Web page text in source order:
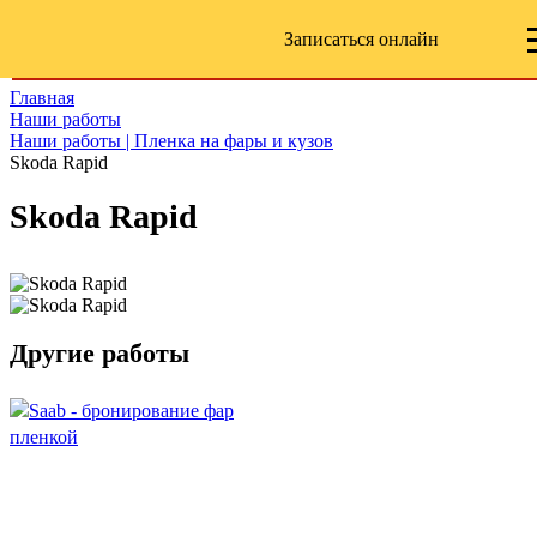
Записаться онлайн
Главная
Наши работы
Наши работы | Пленка на фары и кузов
Skoda Rapid
Skoda Rapid
Другие работы